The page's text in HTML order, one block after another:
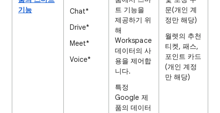
기능
Chat*
Drive*
Meet*
Voice*
트 기능을
제공하기 위
해
Workspace
데이터의 사
용을 제어합
니다.
특정
Google 제
품의 데이터
문(개인 계
정만 해당)
월렛의 추천
티켓, 패스,
포인트 카드
(개인 계정
만 해당)